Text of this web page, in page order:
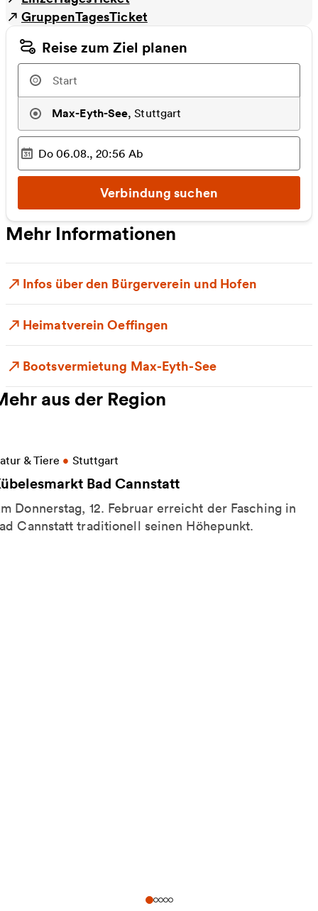
GruppenTagesTicket
Reise zum Ziel planen
Max-Eyth-See,Stuttgart
Ausgewählter Zeitpunkt
Do 06.08., 20:56 Ab
Verbindung suchen
Mehr Informationen
Infos über den Bürgerverein und Hofen
Heimatverein Oeffingen
Bootsvermietung Max-Eyth-See
aus der Region
& Tiere • Stuttgart
Bad Cannstatt
Donnerstag, 12. Februar erreicht der Fasching in
Cannstatt traditionell seinen Höhepunkt.
Informationen zu Kübelesmarkt Bad